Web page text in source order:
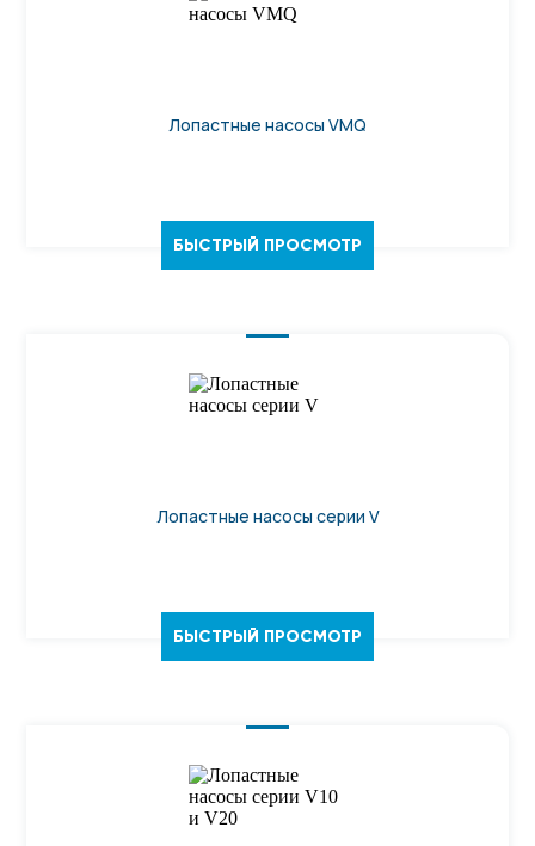
Лопастные насосы VMQ
БЫСТРЫЙ ПРОСМОТР
Лопастные насосы серии V
БЫСТРЫЙ ПРОСМОТР